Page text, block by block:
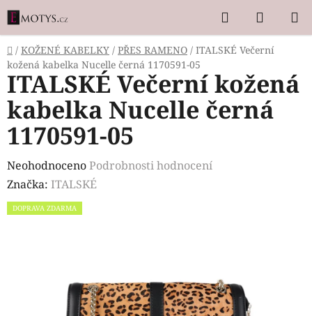
Přejít
na
obsah
Hledat
KOŠÍK
Domů
/ KOŽENÉ KABELKY / PŘES RAMENO / ITALSKÉ Večerní
kožená kabelka Nucelle černá 1170591-05
ITALSKÉ Večerní kožená
kabelka Nucelle černá
1170591-05
Průměrné
hodnocení
produktu
NeohodnocenoPodrobnosti hodnocení
Značka: ITALSKÉ
DOPRAVA ZDARMA